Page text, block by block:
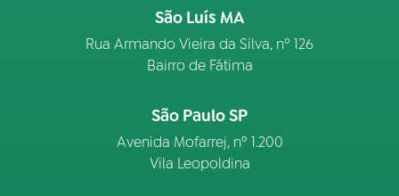
São Luís MA
Rua Armando Vieira da Silva, nº 126
Bairro de Fátima
São Paulo SP
Avenida Mofarrej, nº 1.200
Vila Leopoldina